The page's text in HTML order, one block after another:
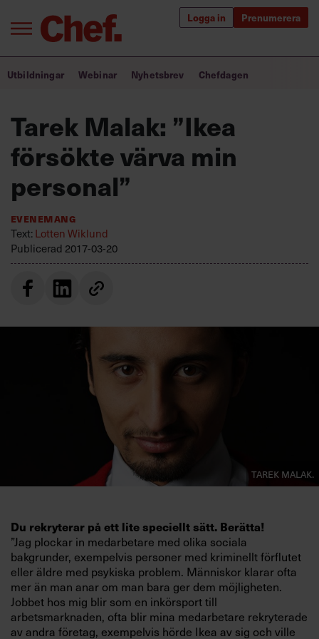
Logga in Prenumerera
Logga in
Prenumerera
Annonsera
Om oss
Kontakta oss
Villkor och policy för
Bra ledare förändrar världen
Utbildning för ledare
Chefakademin+
Populära utbildningar
Utbildningar Webinar Nyhetsbrev Chefdagen
Tarek Malak: ”Ikea
försökte värva min
personal”
Evenemang
Text:Lotten Wiklund
Publicerad 2017-03-20
Tarek Malak.
Du rekryterar på ett lite speciellt sätt. Berätta!
”Jag plockar in medarbetare med olika sociala
bakgrunder, exempelvis personer med kriminellt förflutet
eller äldre med psykiska problem. Människor klarar ofta
mer än man anar om man bara ger dem möjligheten.
Jobbet hos mig blir som en inkörsport till
arbetsmarknaden, ofta blir mina medarbetare rekryterade
av andra företag, exempelvis hörde Ikea av sig och ville